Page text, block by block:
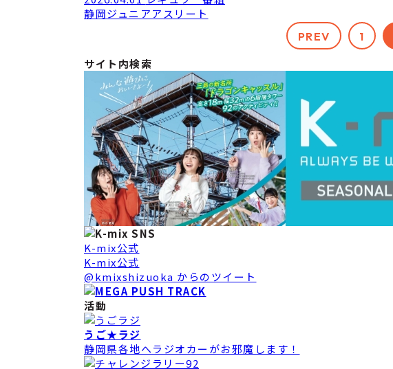
静岡ジュニアアスリート
PREV 1
サイト内検索
K-mix公式
K-mix公式
@kmixshizuoka からのツイート
活動
うご★ラジ
静岡県各地へラジオカーがお邪魔します！